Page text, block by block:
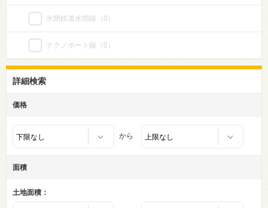
水間鉄道水間線 （0）
テクノポート線 （0）
詳細検索
価格
から
面積
土地面積：